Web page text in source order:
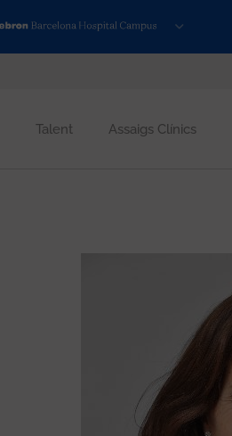
Talent Assaigs Clínics